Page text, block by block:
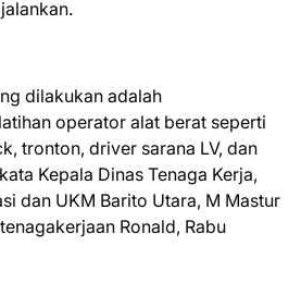
dilakukan adalah
operator alat berat seperti
tronton, driver sarana LV, dan
Kepala Dinas Tenaga Kerja,
dan UKM Barito Utara, M Mastur
Ronald, Rabu